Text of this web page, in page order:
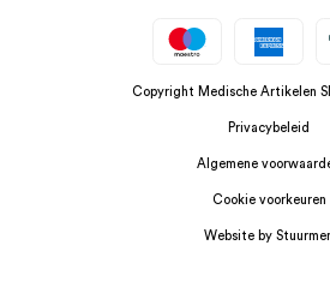
Copyright Medische Artikelen
Privacybeleid
Algemene
Cookie voorkeuren
Website by